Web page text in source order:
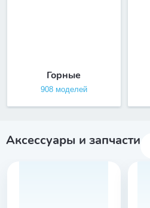
Горные
908 моделей
Аксессуары и запчасти